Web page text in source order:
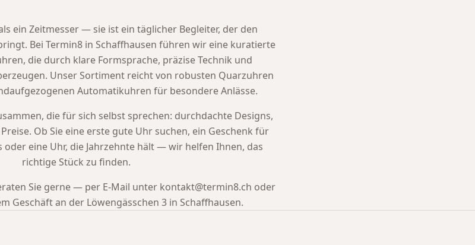
ein Zeitmesser — sie ist ein täglicher Begleiter, der den
Bei Termin8 in Schaffhausen führen wir eine kuratierte
die durch klare Formsprache, präzise Technik und
Unser Sortiment reicht von robusten Quarzuhren
Automatikuhren für besondere Anlässe.
die für sich selbst sprechen: durchdachte Designs,
Ob Sie eine erste gute Uhr suchen, ein Geschenk für
oder eine Uhr, die Jahrzehnte hält — wir helfen Ihnen, das
richtige Stück zu finden.
Sie gerne — per E-Mail unter kontakt@termin8.ch oder
Geschäft an der Löwengässchen 3 in Schaffhausen.